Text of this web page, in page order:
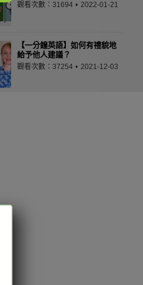
觀看次數：31694 2022-01-21
【一分鐘英語】如何有禮貌地
給予他人建議？
觀看次數：37254 2021-12-03